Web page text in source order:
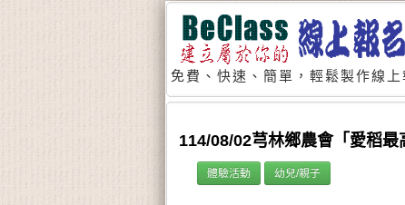
免費、快速、簡單，輕鬆製作線
114/08/02芎林鄉農會「愛稻
體驗活動 幼兒/親子